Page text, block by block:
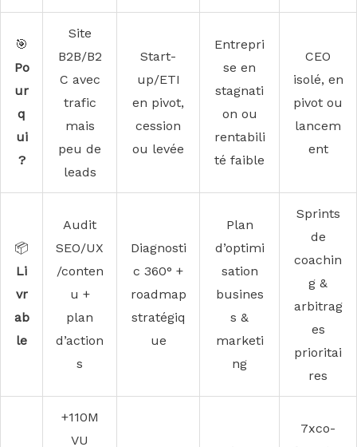
🎯
Po
ur
q
ui
?
Site
B2B/B2
C avec
trafic
mais
peu de
leads
Start-
up/ETI
en pivot,
cession
ou levée
Entrepri
se en
stagnati
on ou
rentabili
té faible
CEO
isolé, en
pivot ou
lancem
ent
📦
Li
vr
ab
le
Audit
SEO/UX
/conten
u +
plan
d’action
s
Diagnosti
c 360° +
roadmap
stratégiq
ue
Plan
d’optimi
sation
busines
s &
marketi
ng
Sprints
de
coachin
g &
arbitrag
es
prioritai
res
+110M
VU
7xco-